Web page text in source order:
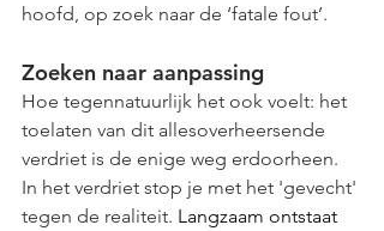
hoofd, op zoek naar de ‘fatale fout’.
Zoeken naar aanpassing
Hoe tegennatuurlijk het ook voelt: het
toelaten van dit allesoverheersende
verdriet is de enige weg erdoorheen.
In het verdriet stop je met het 'gevecht'
tegen de realiteit. Langzaam ontstaat